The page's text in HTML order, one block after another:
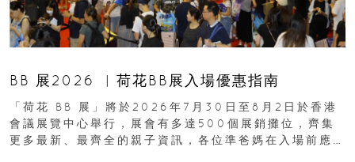
BB 展2026 ︳荷花BB展入場優惠指南
「荷花 BB 展」將於2026年7月30日至8月2日於香港
會議展覽中心舉行，展會有多達500個展銷攤位，齊集
更多最新、最齊全的親子資訊，各位準爸媽在入場前應